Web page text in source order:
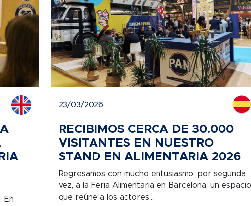
En
23/03/2026
RECIBIMOS CERCA DE 30.000
VISITANTES EN NUESTRO
STAND EN ALIMENTARIA 2026
Regresamos con mucho entusiasmo, por segunda
vez, a la Feria Alimentaria en Barcelona, un espacio
que reúne a los actores...